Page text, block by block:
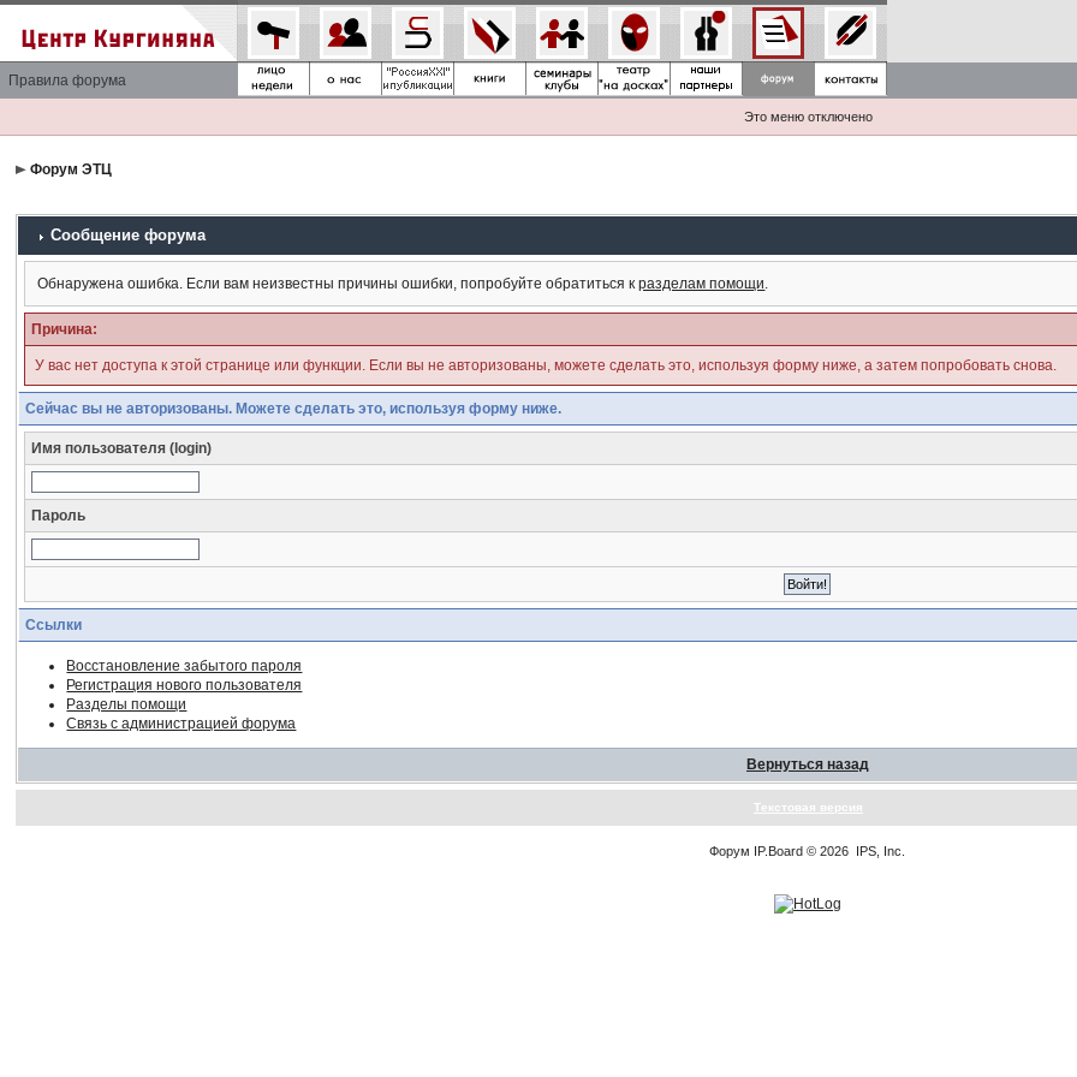
Правила форума
Это меню отключено
Форум ЭТЦ
Сообщение форума
Обнаружена ошибка. Если вам неизвестны причины ошибки, попробуйте обратиться кразделам помощи.
Причина:
У вас нет доступа к этой странице или функции. Если вы не авторизованы, можете сделать это, используя форму ниже, а затем попробовать снова.
Сейчас вы не авторизованы. Можете сделать это, используя форму ниже.
Имя пользователя (login)
Пароль
Ссылки
Восстановление забытого пароля
Регистрация нового пользователя
Разделы помощи
Связь с администрацией форума
Вернуться назад
Текстовая версия
Форум IP.Board © 2026 IPS, Inc